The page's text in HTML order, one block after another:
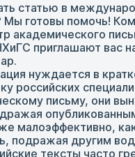
статью в
Мы готовы помочь!
академического
приглашают вас
нуждается в
российских
письму, они
малоэффективно,
подражая другим
тексты часто